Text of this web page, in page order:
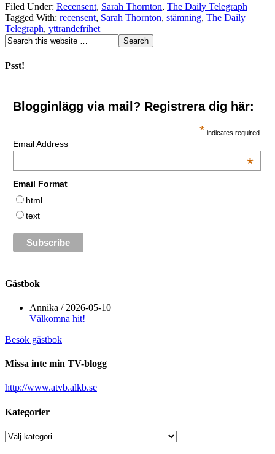
Filed Under: Recensent, Sarah Thornton, The Daily Telegraph
Tagged With: recensent, Sarah Thornton, stämning, The Daily
Telegraph, yttrandefrihet
Psst!
Blogginlägg via mail? Registrera dig här:
* indicates required
Email Address
*
Email Format
html
text
Gästbok
Annika / 2026-05-10
Välkomna hit!
Besök gästbok
Missa inte min TV-blogg
http://www.atvb.alkb.se
Kategorier
Kategorier